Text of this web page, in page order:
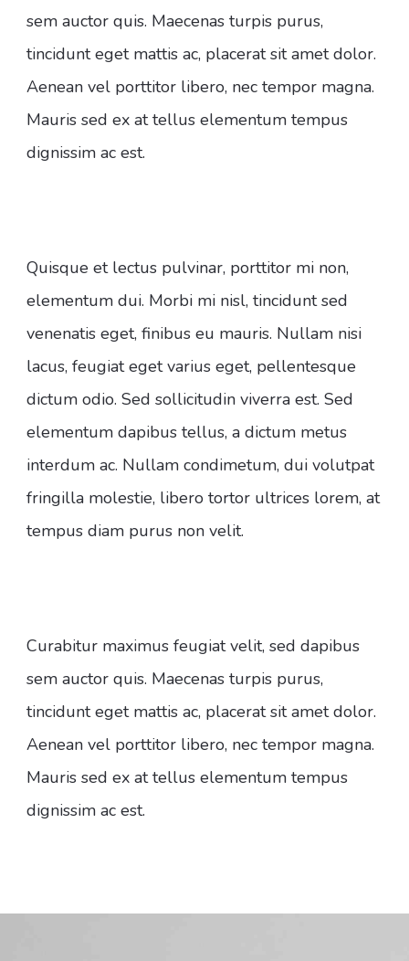
sem auctor quis. Maecenas turpis purus,
tincidunt eget mattis ac, placerat sit amet dolor.
Aenean vel porttitor libero, nec tempor magna.
Mauris sed ex at tellus elementum tempus
dignissim ac est.
Quisque et lectus pulvinar, porttitor mi non,
elementum dui. Morbi mi nisl, tincidunt sed
venenatis eget, finibus eu mauris. Nullam nisi
lacus, feugiat eget varius eget, pellentesque
dictum odio. Sed sollicitudin viverra est. Sed
elementum dapibus tellus, a dictum metus
interdum ac. Nullam condimetum, dui volutpat
fringilla molestie, libero tortor ultrices lorem, at
tempus diam purus non velit.
Curabitur maximus feugiat velit, sed dapibus
sem auctor quis. Maecenas turpis purus,
tincidunt eget mattis ac, placerat sit amet dolor.
Aenean vel porttitor libero, nec tempor magna.
Mauris sed ex at tellus elementum tempus
dignissim ac est.